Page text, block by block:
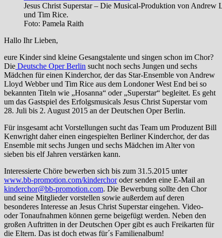
Jesus Christ Superstar – Die Musical-Produktion von Andrew
und Tim Rice.
Foto: Pamela Raith
Hallo Ihr Lieben,
eure Kinder sind kleine Gesangstalente und singen schon im Chor?
Die Deutsche Oper Berlin sucht noch sechs Jungen und sechs
Mädchen für einen Kinderchor, der das Star-Ensemble von Andrew
Lloyd Webber und Tim Rice aus dem Londoner West End bei so
bekannten Titeln wie „Hosanna“ oder „Superstar“ begleitet. Es geht
um das Gastspiel des Erfolgsmusicals Jesus Christ Superstar vom
28. Juli bis 2. August 2015 an der Deutschen Oper Berlin.
Für insgesamt acht Vorstellungen sucht das Team um Produzent Bill
Kenwright daher einen eingespielten Berliner Kinderchor, der das
Ensemble mit sechs Jungen und sechs Mädchen im Alter von
sieben bis elf Jahren verstärken kann.
Interessierte Chöre bewerben sich bis zum 31.5.2015 unter
www.bb-promotion.com/kinderchoroder senden eine E-Mail an
kinderchor@bb-promotion.com. Die Bewerbung sollte den Chor
und seine Mitglieder vorstellen sowie außerdem auf deren
besonderes Interesse an Jesus Christ Superstar eingehen. Video-
oder Tonaufnahmen können gerne beigefügt werden. Neben den
großen Auftritten in der Deutschen Oper gibt es auch Freikarten für
die Eltern. Das ist doch etwas für´s Familienalbum!